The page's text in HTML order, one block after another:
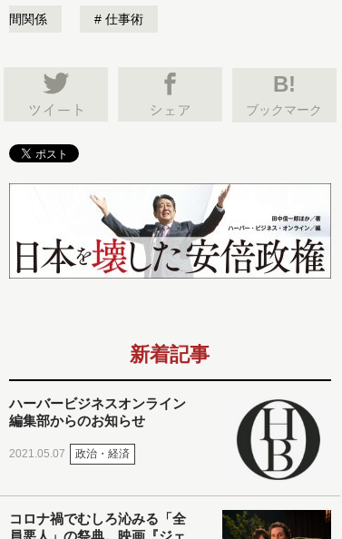
間関係 仕事術
B!
ブックマーク
新着記事
ハーバービジネスオンライン
編集部からのお知らせ
2021.05.07 政治・経済
コロナ禍でむしろ沁みる「全
員悪人」の祭典。映画『ジェ